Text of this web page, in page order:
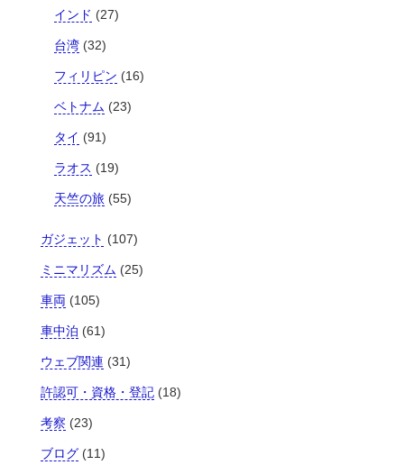
インド (27)
台湾(32)
フィリピン (16)
ベトナム (23)
タイ (91)
ラオス (19)
天竺の旅(55)
ガジェット (107)
ミニマリズム (25)
車両 (105)
車中泊 (61)
ウェブ関連 (31)
許認可・資格・登記(18)
考察 (23)
ブログ(11)